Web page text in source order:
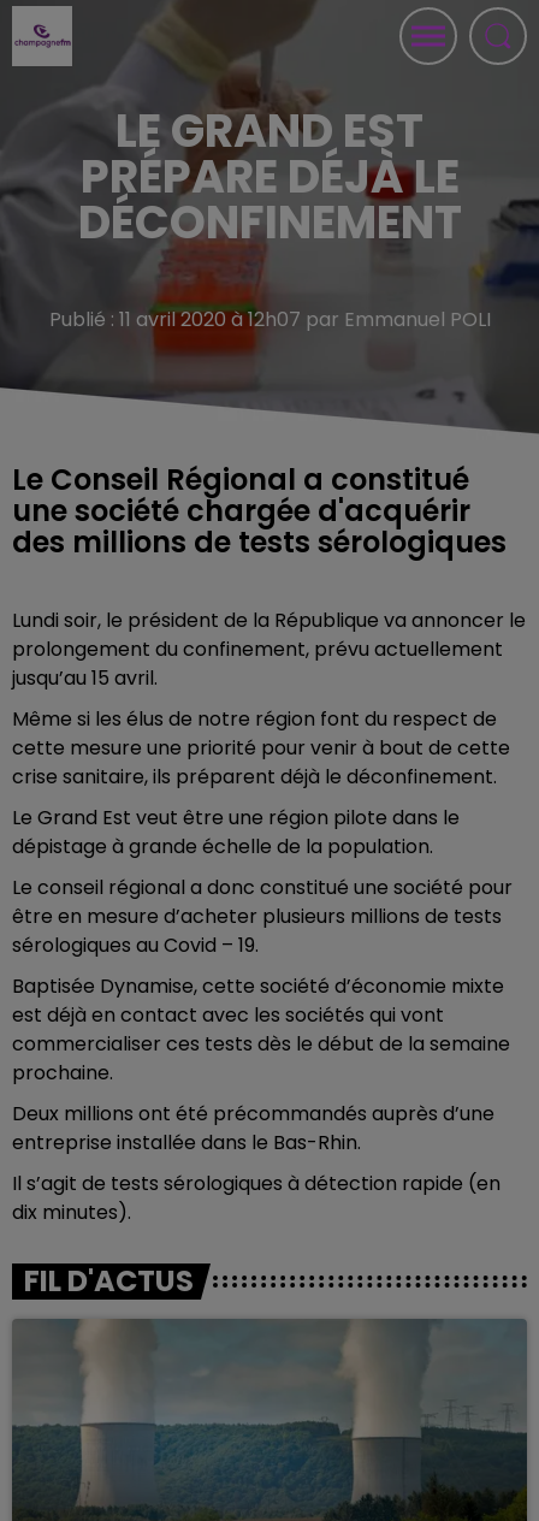
LE GRAND EST
PRÉPARE DÉJÀ LE
DÉCONFINEMENT
Publié : 11 avril 2020 à 12h07 par Emmanuel POLI
Le Conseil Régional a constitué
une société chargée d'acquérir
des millions de tests sérologiques
Lundi soir, le président de la République va annoncer le
prolongement du confinement, prévu actuellement
jusqu’au 15 avril.
Même si les élus de notre région font du respect de
cette mesure une priorité pour venir à bout de cette
crise sanitaire, ils préparent déjà le déconfinement.
Le Grand Est veut être une région pilote dans le
dépistage à grande échelle de la population.
Le conseil régional a donc constitué une société pour
être en mesure d’acheter plusieurs millions de tests
sérologiques au Covid – 19.
Baptisée Dynamise, cette société d’économie mixte
est déjà en contact avec les sociétés qui vont
commercialiser ces tests dès le début de la semaine
prochaine.
Deux millions ont été précommandés auprès d’une
entreprise installée dans le Bas-Rhin.
Il s’agit de tests sérologiques à détection rapide (en
dix minutes).
FIL D'ACTUS